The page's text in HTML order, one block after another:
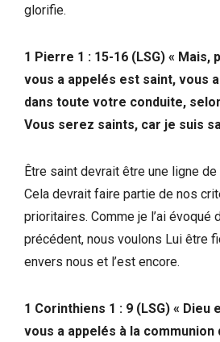
glorifie.
1 Pierre 1 : 15-16 (LSG) « Mais,
vous a appelés est saint, vous
dans toute votre conduite,
Vous serez saints, car je suis
Être saint devrait être une ligne
Cela devrait faire partie de nos
prioritaires. Comme je l’ai évoqué
précédent, nous voulons Lui être
envers nous et l’est encore.
1 Corinthiens 1 : 9 (LSG) « Dieu
vous a appelés à la communion